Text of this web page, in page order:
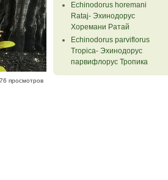
просмотров
Echinodorus horemani
Rataj- Эхинодорус
Хоремани Ратай
Echinodorus parviflorus
Tropiсa- Эхинодорус
парвифлорус Тропика